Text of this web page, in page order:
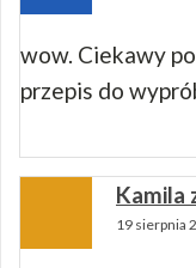
wow. Ciekawy
przepis do
Kamila
19 sierpnia